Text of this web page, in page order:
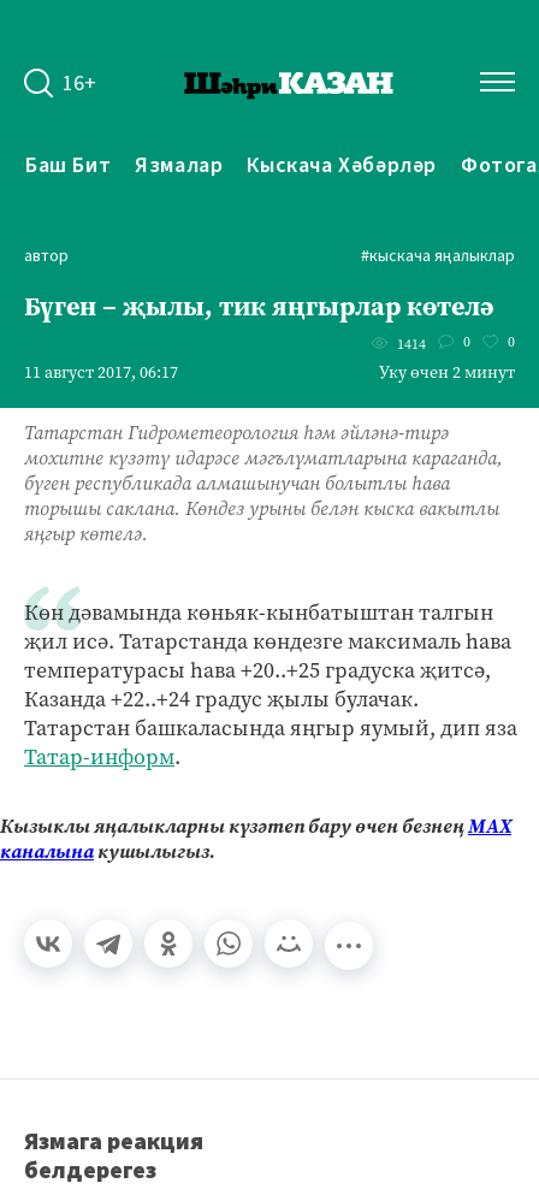
16+
Баш Бит Язмалар Кыскача Хәбәрләр
автор #кыскача яңалыклар
Бүген – җылы, тик яңгырлар көтелә
11 август 2017, 06:17
1414 0 0
Уку өчен 2 минут
Татарстан Гидрометеорология һәм әйләнә-тирә
мохитне күзәтү идарәсе мәгълүматларына караганда,
бүген республикада алмашынучан болытлы һава
торышы саклана. Көндез урыны белән кыска вакытлы
яңгыр көтелә.
Көн дәвамында көньяк-кынбатыштан талгын
җил исә. Татарстанда көндезге максималь һава
температурасы һава +20..+25 градуска җитсә,
Казанда +22..+24 градус җылы булачак.
Татарстан башкаласында яңгыр яумый, дип яза
Татар-информ.
Кызыклы яңалыкларны күзәтеп бару өчен безнеңМАХ
каналынакушылыгыз.
Язмага реакция
белдерегез